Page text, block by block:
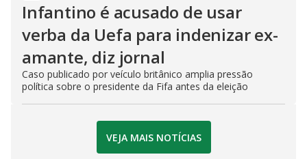
Infantino é acusado de usar
verba da Uefa para indenizar ex-
amante, diz jornal
Caso publicado por veículo britânico amplia pressão
política sobre o presidente da Fifa antes da eleição
VEJA MAIS NOTÍCIAS